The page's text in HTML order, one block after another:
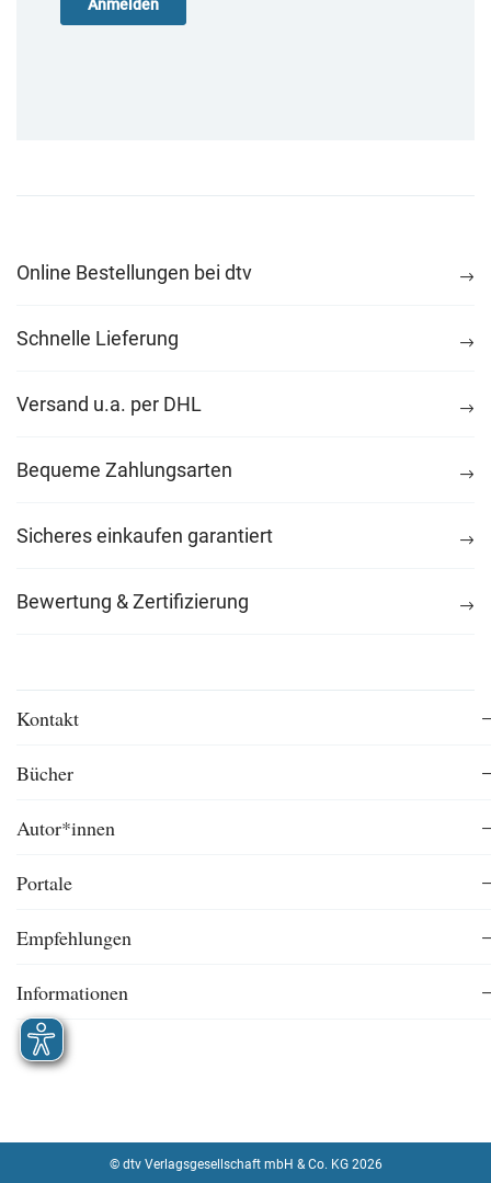
Online Bestellungen bei dtv
Schnelle Lieferung
Versand u.a. per DHL
Bequeme Zahlungsarten
Sicheres einkaufen garantiert
Bewertung & Zertifizierung
Kontakt
Bücher
Autor*innen
Portale
Empfehlungen
Informationen
© dtv Verlagsgesellschaft mbH & Co. KG 2026